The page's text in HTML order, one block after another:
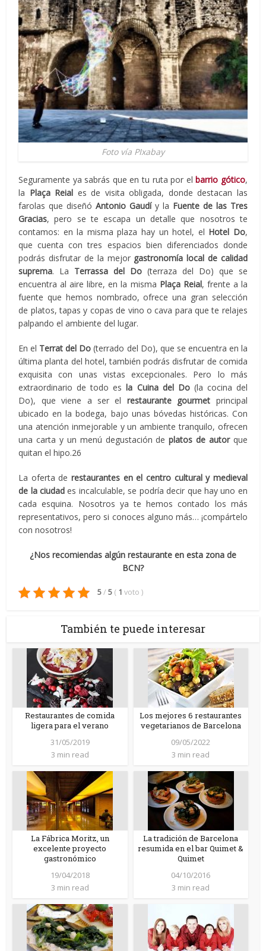
Foto vía PIxabay
Seguramente ya sabrás que en tu ruta por elbarrio gótico,
la Plaça Reial es de visita obligada, donde destacan las
farolas que diseñóAntonio Gaudíy la Fuente de las Tres
Gracias, pero se te escapa un detalle que nosotros te
contamos: en la misma plaza hay un hotel, el Hotel Do,
que cuenta con tres espacios bien diferenciados donde
podrás disfrutar de la mejor gastronomía local de calidad
suprema. La Terrassa del Do (terraza del Do) que se
encuentra al aire libre, en la misma Plaça Reial, frente a la
fuente que hemos nombrado, ofrece una gran selección
de platos, tapas y copas de vino o cava para que te relajes
palpando el ambiente del lugar.
En el Terrat del Do (terrado del Do), que se encuentra en la
última planta del hotel, también podrás disfrutar de comida
exquisita con unas vistas excepcionales. Pero lo más
extraordinario de todo esla Cuina del Do(la cocina del
Do), que viene a ser el restaurante gourmet principal
ubicado en la bodega, bajo unas bóvedas históricas. Con
una atención inmejorable y un ambiente tranquilo, ofrecen
una carta y un menú degustación deplatos de autorque
quitan el hipo.26
La oferta derestaurantes en el centro cultural y medieval
de la ciudades incalculable, se podría decir que hay uno en
cada esquina. Nosotros ya te hemos contado los más
representativos, pero si conoces alguno más… ¡compártelo
con nosotros!
¿Nos recomiendas algún restaurante en esta zona de
BCN?
5/ 5 ( 1 voto )
También te puede interesar
Restaurantes de comida
ligera para el verano
31/05/2019
3 min read
Los mejores 6 restaurantes
vegetarianos de Barcelona
09/05/2022
3 min read
La Fábrica Moritz, un
excelente proyecto
gastronómico
19/04/2018
3 min read
La tradición de Barcelona
resumida en el bar Quimet &
Quimet
04/10/2016
3 min read